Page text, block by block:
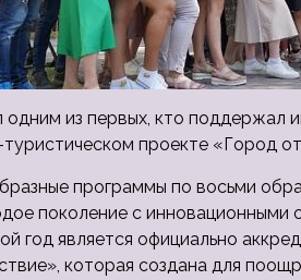
одним из первых, кто поддержал
проекте «Город
программы по восьми
поколение с
год является официально
которая создана для